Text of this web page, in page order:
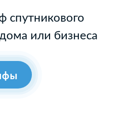
спутникового
или бизнеса